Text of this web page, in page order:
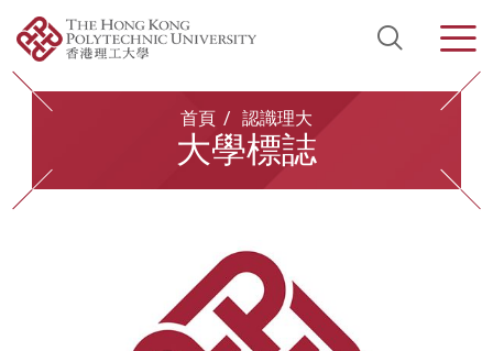
Open
Start main content
首頁 認識理大
大學標誌